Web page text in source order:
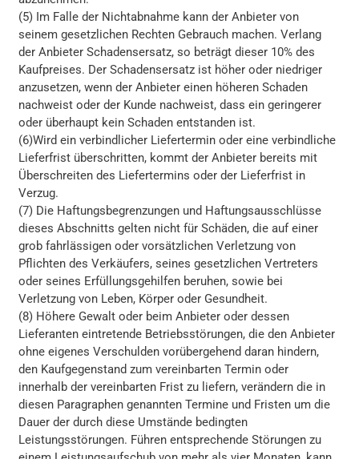
(5) Im Falle der Nichtabnahme kann der Anbieter von
seinem gesetzlichen Rechten Gebrauch machen. Verlang
der Anbieter Schadensersatz, so beträgt dieser 10% des
Kaufpreises. Der Schadensersatz ist höher oder niedriger
anzusetzen, wenn der Anbieter einen höheren Schaden
nachweist oder der Kunde nachweist, dass ein geringerer
oder überhaupt kein Schaden entstanden ist.
(6)Wird ein verbindlicher Liefertermin oder eine verbindliche
Lieferfrist überschritten, kommt der Anbieter bereits mit
Überschreiten des Liefertermins oder der Lieferfrist in
Verzug.
(7) Die Haftungsbegrenzungen und Haftungsausschlüsse
dieses Abschnitts gelten nicht für Schäden, die auf einer
grob fahrlässigen oder vorsätzlichen Verletzung von
Pflichten des Verkäufers, seines gesetzlichen Vertreters
oder seines Erfüllungsgehilfen beruhen, sowie bei
Verletzung von Leben, Körper oder Gesundheit.
(8) Höhere Gewalt oder beim Anbieter oder dessen
Lieferanten eintretende Betriebsstörungen, die den Anbieter
ohne eigenes Verschulden vorübergehend daran hindern,
den Kaufgegenstand zum vereinbarten Termin oder
innerhalb der vereinbarten Frist zu liefern, verändern die in
diesen Paragraphen genannten Termine und Fristen um die
Dauer der durch diese Umstände bedingten
Leistungsstörungen. Führen entsprechende Störungen zu